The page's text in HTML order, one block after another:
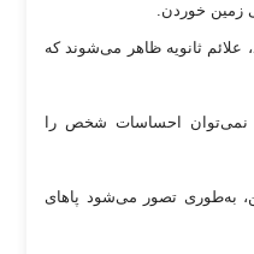
زمین خوردن.
علائم ثانویه ظاهر می‌شوند که
نمی‌توان احساسات شخص را
به‌طوری تصور می‌شود پا‌های